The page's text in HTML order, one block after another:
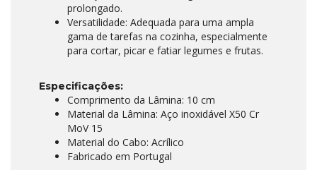
prolongado.
Versatilidade: Adequada para uma ampla
gama de tarefas na cozinha, especialmente
para cortar, picar e fatiar legumes e frutas.
Especificações:
Comprimento da Lâmina: 10 cm
Material da Lâmina: Aço inoxidável X50 Cr
MoV 15
Material do Cabo: Acrílico
Fabricado em Portugal